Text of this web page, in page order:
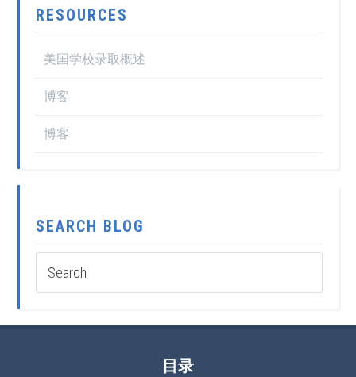
RESOURCES
美国学校录取概述
博客
博客
SEARCH BLOG
目录